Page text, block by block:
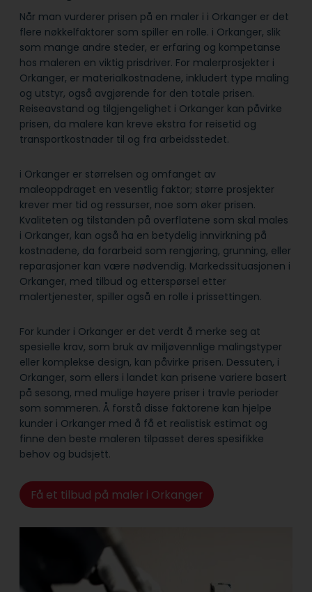
Når man vurderer prisen på en maler i i Orkanger er det
flere nøkkelfaktorer som spiller en rolle. i Orkanger, slik
som mange andre steder, er erfaring og kompetanse
hos maleren en viktig prisdriver. For malerprosjekter i
Orkanger, er materialkostnadene, inkludert type maling
og utstyr, også avgjørende for den totale prisen.
Reiseavstand og tilgjengelighet i Orkanger kan påvirke
prisen, da malere kan kreve ekstra for reisetid og
transportkostnader til og fra arbeidsstedet.
i Orkanger er størrelsen og omfanget av
maleoppdraget en vesentlig faktor; større prosjekter
krever mer tid og ressurser, noe som øker prisen.
Kvaliteten og tilstanden på overflatene som skal males
i Orkanger, kan også ha en betydelig innvirkning på
kostnadene, da forarbeid som rengjøring, grunning, eller
reparasjoner kan være nødvendig. Markedssituasjonen i
Orkanger, med tilbud og etterspørsel etter
malertjenester, spiller også en rolle i prissettingen.
For kunder i Orkanger er det verdt å merke seg at
spesielle krav, som bruk av miljøvennlige malingstyper
eller komplekse design, kan påvirke prisen. Dessuten, i
Orkanger, som ellers i landet kan prisene variere basert
på sesong, med mulige høyere priser i travle perioder
som sommeren. Å forstå disse faktorene kan hjelpe
kunder i Orkanger med å få et realistisk estimat og
finne den beste maleren tilpasset deres spesifikke
behov og budsjett.
Få et tilbud på maler i Orkanger